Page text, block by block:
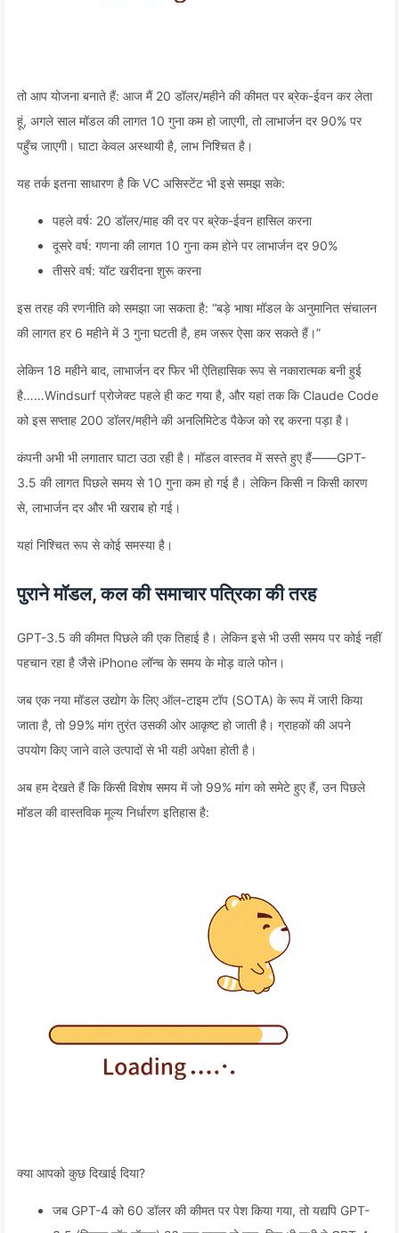
तो आप योजना बनाते हैं: आज मैं 20 डॉलर/महीने की कीमत पर ब्रेक-ईवन कर लेता
हूं, अगले साल मॉडल की लागत 10 गुना कम हो जाएगी, तो लाभार्जन दर 90% पर
पहुँच जाएगी। घाटा केवल अस्थायी है, लाभ निश्चित है।
यह तर्क इतना साधारण है कि VC असिस्टेंट भी इसे समझ सके:
पहले वर्ष: 20 डॉलर/माह की दर पर ब्रेक-ईवन हासिल करना
दूसरे वर्ष: गणना की लागत 10 गुना कम होने पर लाभार्जन दर 90%
तीसरे वर्ष: यॉट खरीदना शुरू करना
इस तरह की रणनीति को समझा जा सकता है: “बड़े भाषा मॉडल के अनुमानित संचालन
की लागत हर 6 महीने में 3 गुना घटती है, हम जरूर ऐसा कर सकते हैं।”
लेकिन 18 महीने बाद, लाभार्जन दर फिर भी ऐतिहासिक रूप से नकारात्मक बनी हुई
है……Windsurf प्रोजेक्ट पहले ही कट गया है, और यहां तक कि Claude Code
को इस सप्ताह 200 डॉलर/महीने की अनलिमिटेड पैकेज को रद्द करना पड़ा है।
कंपनी अभी भी लगातार घाटा उठा रही है। मॉडल वास्तव में सस्ते हुए हैं——GPT-
3.5 की लागत पिछले समय से 10 गुना कम हो गई है। लेकिन किसी न किसी कारण
से, लाभार्जन दर और भी खराब हो गई।
यहां निश्चित रूप से कोई समस्या है।
पुराने मॉडल, कल की समाचार पत्रिका की तरह
GPT-3.5 की कीमत पिछले की एक तिहाई है। लेकिन इसे भी उसी समय पर कोई नहीं
पहचान रहा है जैसे iPhone लॉन्च के समय के मोड़ वाले फोन।
जब एक नया मॉडल उद्योग के लिए ऑल-टाइम टॉप (SOTA) के रूप में जारी किया
जाता है, तो 99% मांग तुरंत उसकी ओर आकृष्ट हो जाती है। ग्राहकों की अपने
उपयोग किए जाने वाले उत्पादों से भी यही अपेक्षा होती है।
अब हम देखते हैं कि किसी विशेष समय में जो 99% मांग को समेटे हुए हैं, उन पिछले
मॉडल की वास्तविक मूल्य निर्धारण इतिहास है:
क्या आपको कुछ दिखाई दिया?
जब GPT-4 को 60 डॉलर की कीमत पर पेश किया गया, तो यद्यपि GPT-